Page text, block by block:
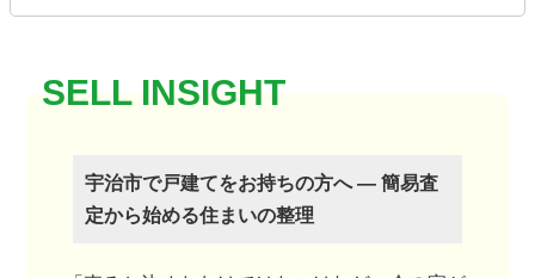
宇治市で戸建てをお持ちの方へ ― 簡易査
定から始める住まいの整理